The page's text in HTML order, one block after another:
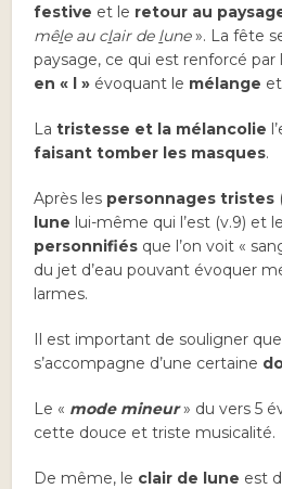
festive et le retour au
mêle au clair de lune». La fête
paysage, ce qui est renforcé par
en « l » évoquant le mélange
Latristesse et la mélancolie
faisant tomber les masques.
Après les personnages tristes
lune lui-même qui l’est (v.9) et
personnifiés que l’on voit «
du jet d’eau pouvant évoquer
larmes.
Il est important de souligner
s’accompagne d’une certaine
Le « mode mineur» du vers 5
cette douce et triste musicalité.
De même, le clair de lune est